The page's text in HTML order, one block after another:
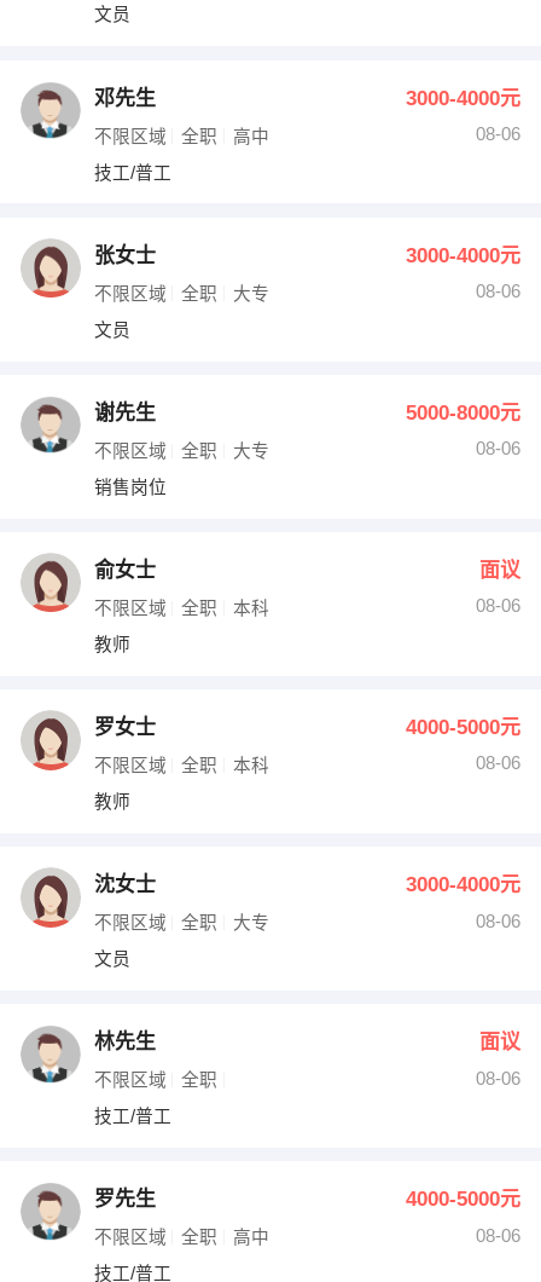
文员
邓先生 3000-4000元
不限区域 全职 高中
08-06
技工/普工
张女士 3000-4000元
不限区域 全职 大专
08-06
文员
谢先生 5000-8000元
不限区域 全职 大专
08-06
销售岗位
俞女士 面议
不限区域 全职 本科
08-06
教师
罗女士 4000-5000元
不限区域 全职 本科
08-06
教师
沈女士 3000-4000元
不限区域 全职 大专
08-06
文员
林先生 面议
不限区域 全职
08-06
技工/普工
罗先生 4000-5000元
不限区域 全职 高中
08-06
技工/普工